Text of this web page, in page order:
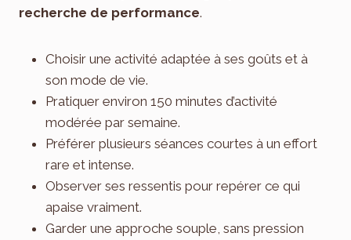
recherche de performance.
Choisir une activité adaptée à ses goûts et à
son mode de vie.
Pratiquer environ 150 minutes d’activité
modérée par semaine.
Préférer plusieurs séances courtes à un effort
rare et intense.
Observer ses ressentis pour repérer ce qui
apaise vraiment.
Garder une approche souple, sans pression